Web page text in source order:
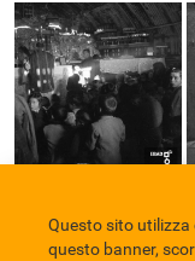
Comune di Eboli
Questo sito utilizza
questo banner,